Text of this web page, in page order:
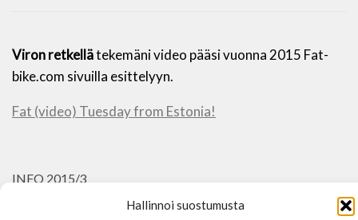
Hallinnoi suostumusta
Viron retkellätekemäni video pääsi vuonna 2015 Fat-
bike.com sivuilla esittelyyn.
Fat (video) Tuesday from Estonia!
INFO 2015/3
Vanhat retket näkyy vielä menussa (2006-2013), mutta